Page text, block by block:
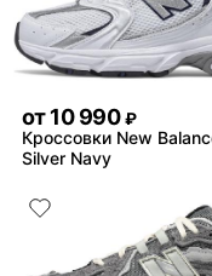
от10 990 ₽
Кроссовки New
Silver Navy